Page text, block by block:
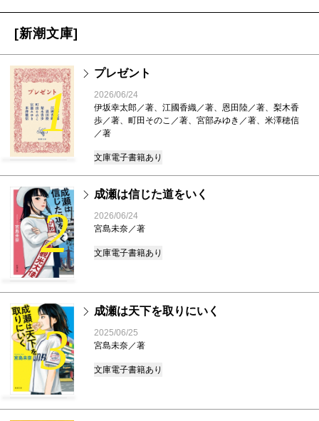
[新潮文庫]
1
プレゼント
2026/06/24
伊坂幸太郎／著、江國香織／著、恩田陸／著、梨木香
歩／著、町田そのこ／著、宮部みゆき／著、米澤穂信
／著
文庫電子書籍あり
2
成瀬は信じた道をいく
2026/06/24
宮島未奈／著
文庫電子書籍あり
3
成瀬は天下を取りにいく
2025/06/25
宮島未奈／著
文庫電子書籍あり